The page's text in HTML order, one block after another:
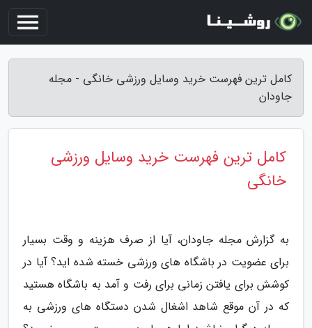
کامل ترین فهرست خرید وسایل ورزشی خانگی - مجله
جاودان
کامل ترین فهرست خرید وسایل ورزشی
خانگی
به گزارش مجله جاودان، آیا از صرف هزینه و وقت بسیار
برای عضویت در باشگاه های ورزشی خسته شده اید؟ آیا در
کوشش برای یافتن زمانی برای رفت و آمد به باشگاه هستید
که در آن موقع شاهد اشغال شدن دستگاه های ورزشی به